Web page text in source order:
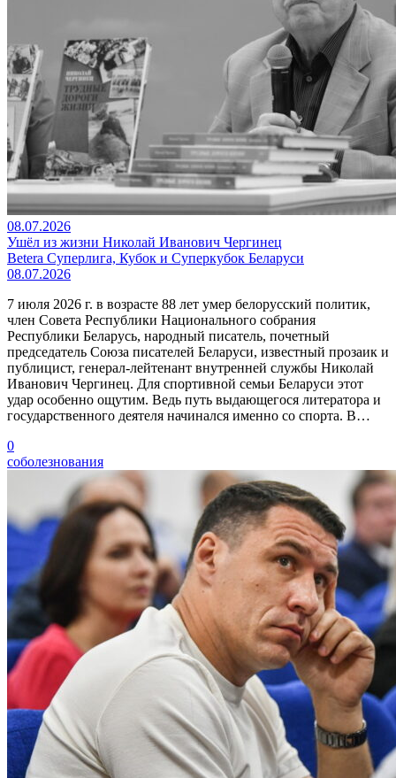
08.07.2026
Ушёл из жизни Николай Иванович Чергинец
Betera Суперлига, Кубок и Суперкубок Беларуси
08.07.2026
7 июля 2026 г. в возрасте 88 лет умер белорусский политик,
член Совета Республики Национального собрания
Республики Беларусь, народный писатель, почетный
председатель Союза писателей Беларуси, известный прозаик и
публицист, генерал-лейтенант внутренней службы Николай
Иванович Чергинец. Для спортивной семьи Беларуси этот
удар особенно ощутим. Ведь путь выдающегося литератора и
государственного деятеля начинался именно со спорта. В…
0
соболезнования